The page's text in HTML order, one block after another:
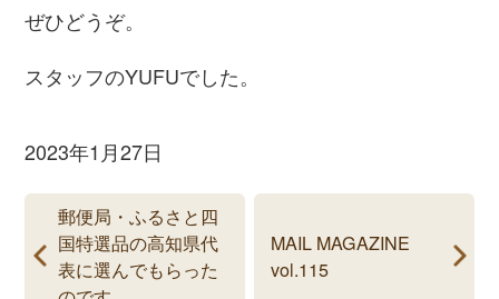
ぜひどうぞ。
スタッフのYUFUでした。
2023年1月27日
郵便局・ふるさと四
国特選品の高知県代
表に選んでもらった
MAIL MAGAZINE
vol.115